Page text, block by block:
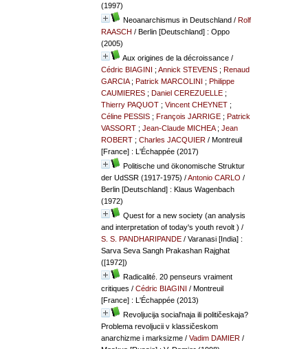
(1997)
Neoanarchismus in Deutschland/ Rolf
RAASCH / Berlin [Deutschland] : Oppo
(2005)
Aux origines de la décroissance/
Cédric BIAGINI ; Annick STEVENS; Renaud
GARCIA; Patrick MARCOLINI ; Philippe
CAUMIERES; Daniel CEREZUELLE;
Thierry PAQUOT; Vincent CHEYNET;
Céline PESSIS; François JARRIGE; Patrick
VASSORT; Jean-Claude MICHEA; Jean
ROBERT; Charles JACQUIER/ Montreuil
[France] : L'Échappée (2017)
Politische und ökonomische Struktur
der UdSSR (1917-1975) /Antonio CARLO /
Berlin [Deutschland] : Klaus Wagenbach
(1972)
Quest for a new society (an analysis
and interpretation of today's youth revolt ) /
S. S. PANDHARIPANDE/ Varanasi [India] :
Sarva Seva Sangh Prakashan Rajghat
([1972])
Radicalité. 20 penseurs vraiment
critiques / Cédric BIAGINI / Montreuil
[France] : L'Échappée (2013)
Revoljucija social'naja ili političeskaja?
Problema revoljucii v klassičeskom
anarchizme i marksizme/ Vadim DAMIER/